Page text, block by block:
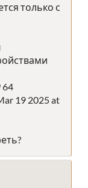
только с
64
19 2025 at